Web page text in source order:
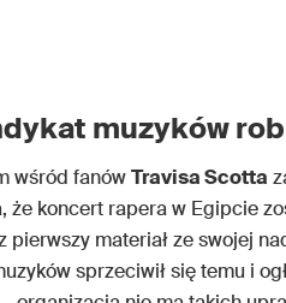
muzyków
wśród fanówTravisa Scotta
że koncert rapera w Egipcie
pierwszy materiał ze swojej
sprzeciwił się temu i